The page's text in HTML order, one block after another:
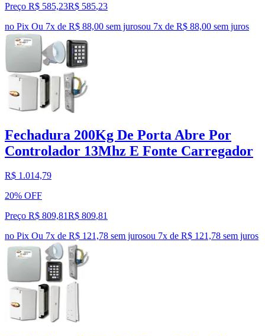
Preço R$ 585,23R$ 585,23
no Pix Ou 7x de R$ 88,00 sem jurosou 7x de R$ 88,00 sem juros
Fechadura 200Kg De Porta Abre Por
Controlador 13Mhz E Fonte Carregador
R$ 1.014,79
20% OFF
Preço R$ 809,81R$ 809,81
no Pix Ou 7x de R$ 121,78 sem jurosou 7x de R$ 121,78 sem juros